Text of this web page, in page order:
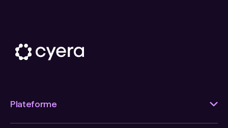
Plateforme